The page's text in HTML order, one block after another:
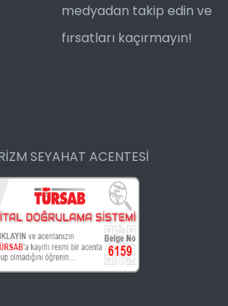
medyadan takip edin ve
fırsatları kaçırmayın!
SEYAHAT ACENTESİ